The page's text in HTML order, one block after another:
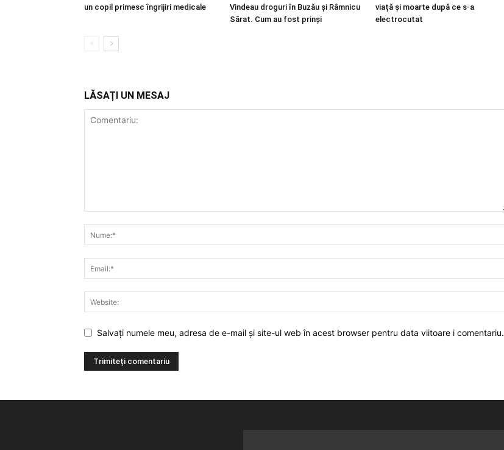
un copil primesc îngrijiri medicale
Vindeau droguri în Buzău și Râmnicu
Sărat. Cum au fost prinși
viață și moarte după ce s-a
electrocutat
LĂSAȚI UN MESAJ
Salvați numele meu, adresa de e-mail și site-ul web în acest browser pentru data viitoare i comentariu.